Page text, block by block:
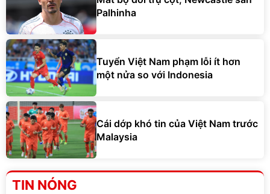
Palhinha
Tuyển Việt Nam phạm lỗi ít hơn
một nửa so với Indonesia
Cái dớp khó tin của Việt Nam trước
Malaysia
TIN NÓNG